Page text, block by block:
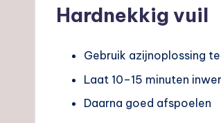
Hardnekkig vuil
Gebruik azijnoplossing
Laat 10–15 minuten
Daarna goed afspoelen